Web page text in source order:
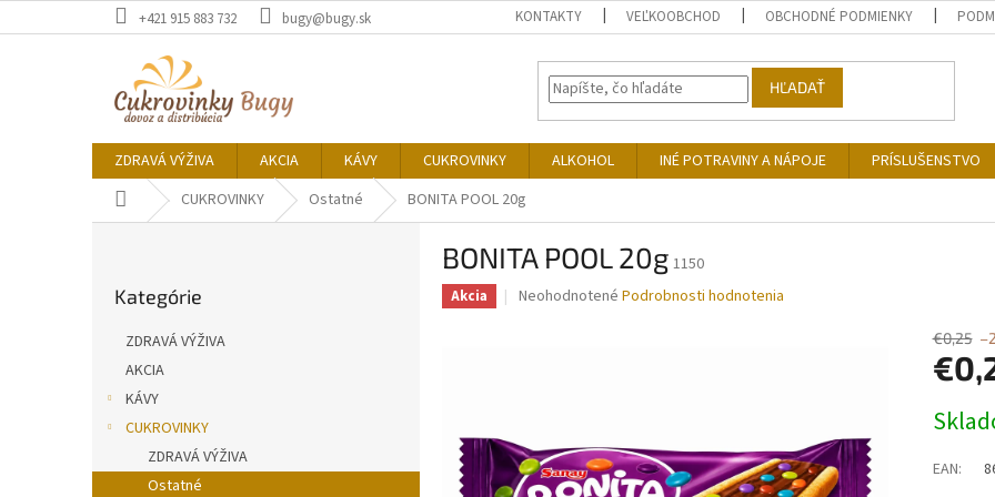
na
+421 915 883 732 bugy@bugy.sk KONTAKTY VEĽKOOBCHOD OBCHODNÉ PODMIENKY
HĽADAŤ
ZDRAVÁ VÝŽIVA AKCIA KÁVY CUKROVINKY ALKOHOL INÉ POTRAVINY A NÁPOJE PRÍSLUŠENSTVO
Domov CUKROVINKY Ostatné BONITA POOL 20g
kategórie
Kategórie
ZDRAVÁ VÝŽIVA
AKCIA
KÁVY
CUKROVINKY
ZDRAVÁ VÝŽIVA
Ostatné
BONITA POOL 20g 1150
Akcia
Priemerné
hviezdičiek.
Neohodnotené Podrobnosti hodnotenia
€0,25
cena:
EAN: